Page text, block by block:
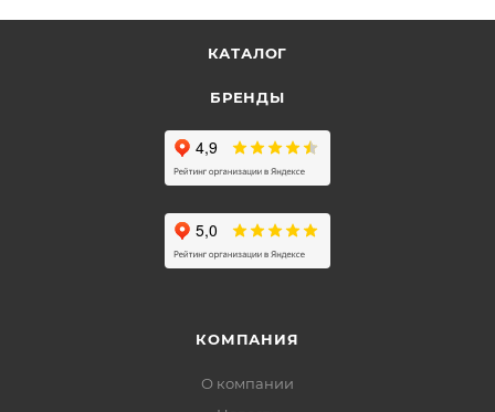
КАТАЛОГ
БРЕНДЫ
КОМПАНИЯ
О компании